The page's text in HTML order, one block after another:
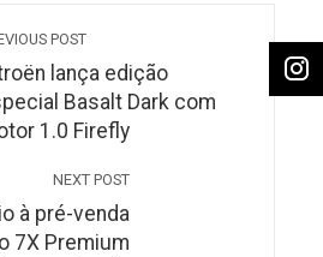
POST
lança edição
Basalt Dark com
1.0 Firefly
NEXT POST
à pré-venda
7X Premium